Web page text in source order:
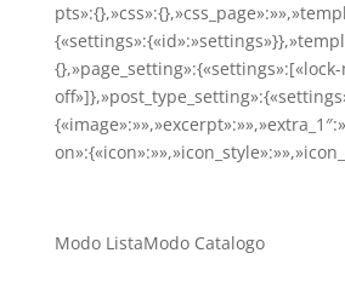
Modo ListaModo Catalogo